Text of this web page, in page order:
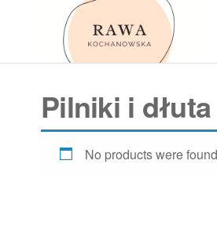
Pilniki i dłuta
No products were